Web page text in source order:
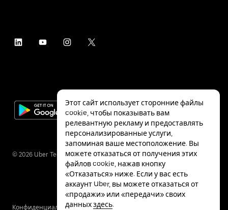
© 2026 Uber Technologies Inc.
КонфиденциальностьСпециальные
Этот сайт использует сторонние файлы
cookie, чтобы показывать вам
релевантную рекламу и предоставлять
персонализированные услуги,
запоминая ваше местоположение. Вы
можете отказаться от получения этих
файлов cookie, нажав кнопку
«Отказаться» ниже. Если у вас есть
аккаунт Uber, вы можете отказаться от
«продажи» или «передачи» своих
данныхздесь.